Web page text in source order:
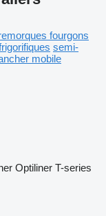
fourgons
semi-
mobile
Optiliner T-series